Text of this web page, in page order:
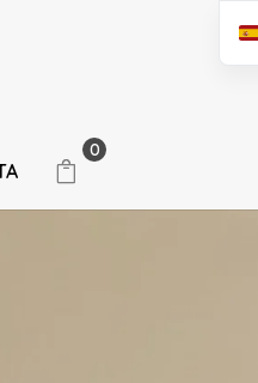
0